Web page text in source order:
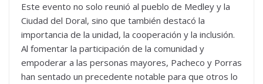
Este evento no solo reunió al pueblo de Medley y la
Ciudad del Doral, sino que también destacó la
importancia de la unidad, la cooperación y la inclusión.
Al fomentar la participación de la comunidad y
empoderar a las personas mayores, Pacheco y Porras
han sentado un precedente notable para que otros lo